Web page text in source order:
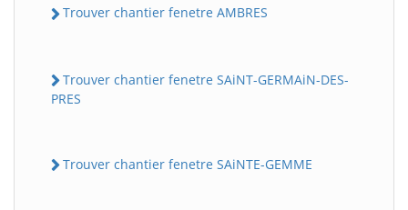
Trouver chantier fenetre AMBRES
Trouver chantier fenetre SAiNT-GERMAiN-DES-
PRES
Trouver chantier fenetre SAiNTE-GEMME